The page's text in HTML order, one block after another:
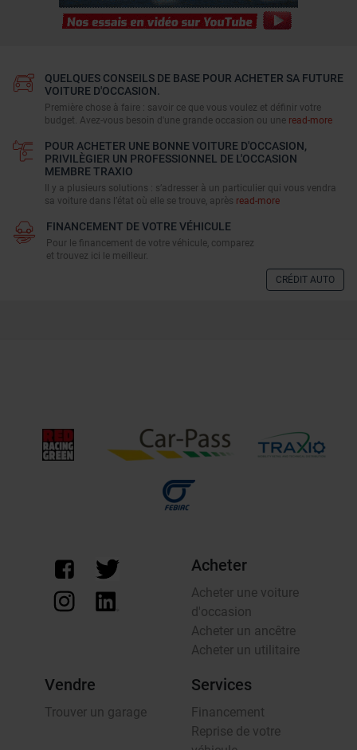
QUELQUES CONSEILS DE BASE POUR ACHETER SA FUTURE
VOITURE D'OCCASION.
Première chose à faire : savoir ce que vous voulez et définir votre
budget. Avez-vous besoin d'une grande occasion ou une read-more
POUR ACHETER UNE BONNE VOITURE D'OCCASION,
PRIVILÈGIER UN PROFESSIONNEL DE L'OCCASION
MEMBRE TRAXIO
Il y a plusieurs solutions : s’adresser à un particulier qui vous vendra
sa voiture dans l’état où elle se trouve, après read-more
FINANCEMENT DE VOTRE VÉHICULE
Pour le financement de votre véhicule, comparez
et trouvez ici le meilleur.
CRÉDIT AUTO
Acheter
Acheter une voiture
d'occasion
Acheter un ancêtre
Acheter un utilitaire
Vendre
Trouver un garage
Services
Financement
Reprise de votre